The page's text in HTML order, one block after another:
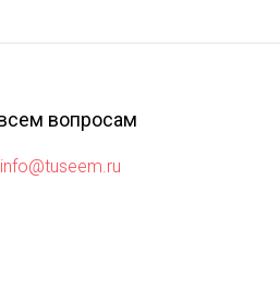
вопросам
info@tuseem.ru